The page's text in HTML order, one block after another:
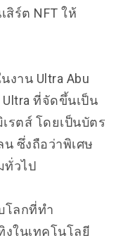
ร์ต NFT ให้
งาน Ultra Abu
Ultra ที่จัดขึ้นเป็น
รตส์ โดยเป็นบัตร
ซึ่งถือว่าพิเศษ
ทั่วไป
โลกที่ทำ
งในเทคโนโลยี